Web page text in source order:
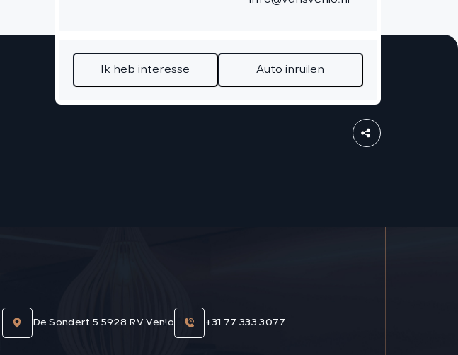
Ik heb interesse Auto inruilen
De Sondert 5 5928 RV Venlo +31 77 333 3077